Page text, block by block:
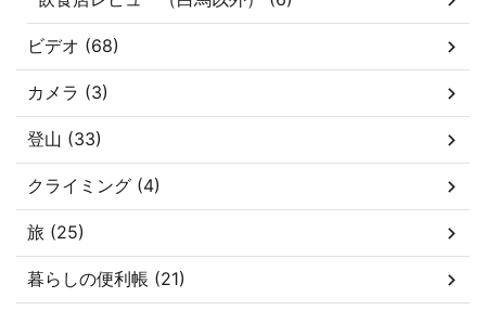
ビデオ (68)
カメラ (3)
登山 (33)
クライミング (4)
旅 (25)
暮らしの便利帳 (21)